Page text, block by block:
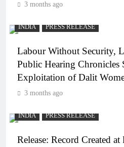
3 months ago
INDIA PRESS RELEASE
Labour Without Security,
Public Hearing Chronicles
Exploitation of Dalit
3 months ago
INDIA PRESS RELEASE
Release: Record Created